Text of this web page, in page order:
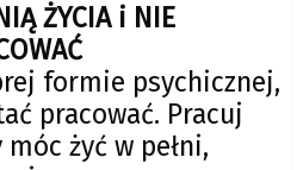
ŻYCIA i NIE
formie psychicznej,
pracować. Pracuj
żyć w pełni,